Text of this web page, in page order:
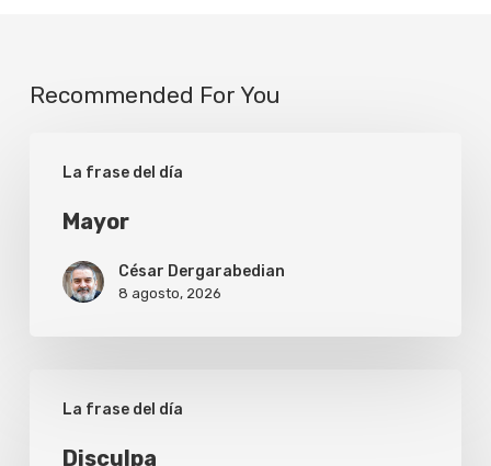
Recommended For You
La frase del día
Mayor
César Dergarabedian
8 agosto, 2026
La frase del día
Disculpa